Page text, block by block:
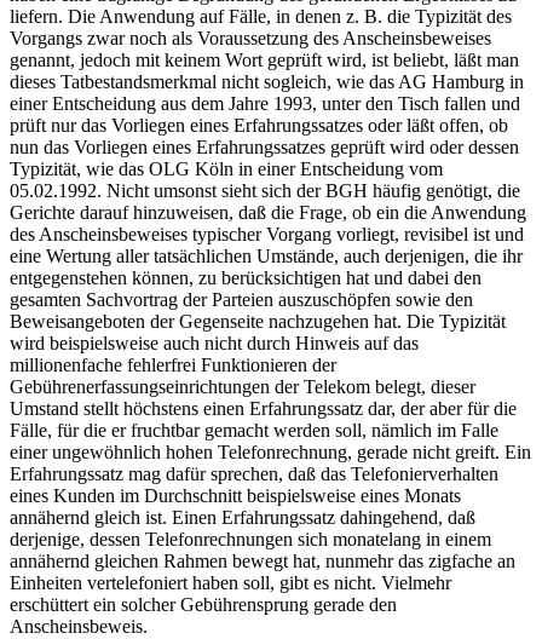
liefern. Die Anwendung auf Fälle, in denen z. B. die Typizität des
Vorgangs zwar noch als Voraussetzung des Anscheinsbeweises
genannt, jedoch mit keinem Wort geprüft wird, ist beliebt, läßt man
dieses Tatbestandsmerkmal nicht sogleich, wie das AG Hamburg in
einer Entscheidung aus dem Jahre 1993, unter den Tisch fallen und
prüft nur das Vorliegen eines Erfahrungssatzes oder läßt offen, ob
nun das Vorliegen eines Erfahrungssatzes geprüft wird oder dessen
Typizität, wie das OLG Köln in einer Entscheidung vom
05.02.1992. Nicht umsonst sieht sich der BGH häufig genötigt, die
Gerichte darauf hinzuweisen, daß die Frage, ob ein die Anwendung
des Anscheinsbeweises typischer Vorgang vorliegt, revisibel ist und
eine Wertung aller tatsächlichen Umstände, auch derjenigen, die ihr
entgegenstehen können, zu berücksichtigen hat und dabei den
gesamten Sachvortrag der Parteien auszuschöpfen sowie den
Beweisangeboten der Gegenseite nachzugehen hat. Die Typizität
wird beispielsweise auch nicht durch Hinweis auf das
millionenfache fehlerfrei Funktionieren der
Gebührenerfassungseinrichtungen der Telekom belegt, dieser
Umstand stellt höchstens einen Erfahrungssatz dar, der aber für die
Fälle, für die er fruchtbar gemacht werden soll, nämlich im Falle
einer ungewöhnlich hohen Telefonrechnung, gerade nicht greift. Ein
Erfahrungssatz mag dafür sprechen, daß das Telefonierverhalten
eines Kunden im Durchschnitt beispielsweise eines Monats
annähernd gleich ist. Einen Erfahrungssatz dahingehend, daß
derjenige, dessen Telefonrechnungen sich monatelang in einem
annähernd gleichen Rahmen bewegt hat, nunmehr das zigfache an
Einheiten vertelefoniert haben soll, gibt es nicht. Vielmehr
erschüttert ein solcher Gebührensprung gerade den
Anscheinsbeweis.